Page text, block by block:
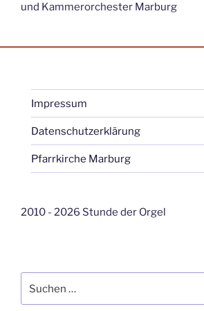
und Kammerorchester Marburg
Impressum
Datenschutzerklärung
Pfarrkirche Marburg
2010 - 2026 Stunde der Orgel
nach: